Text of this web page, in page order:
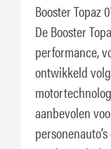
Booster Topaz
De Booster
performance,
ontwikkeld
aanbevolen